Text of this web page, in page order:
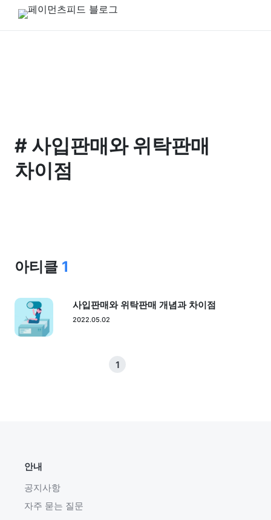
# 사입판매와 위탁판매
차이점
아티클 1
사입판매와 위탁판매 개념과 차이점
2022.05.02
1
안내
공지사항
자주 묻는 질문